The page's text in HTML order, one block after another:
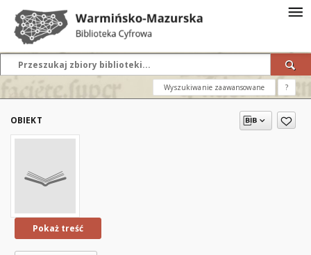
Wyszukiwanie zaawansowane ?
OBIEKT
Pokaż treść